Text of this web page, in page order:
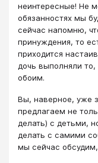
неинтересные! Не
обязанностях мы
сейчас напомню,
принуждения, то
приходится
дочь выполняли то,
обоим.
Вы, наверное, уже
предлагаем не
делать) с детьми,
делать с самими
мы сейчас